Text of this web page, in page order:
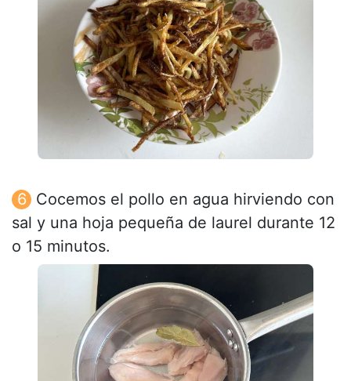
Cocemos el pollo en agua hirviendo con
sal y una hoja pequeña de laurel durante 12
o 15 minutos.